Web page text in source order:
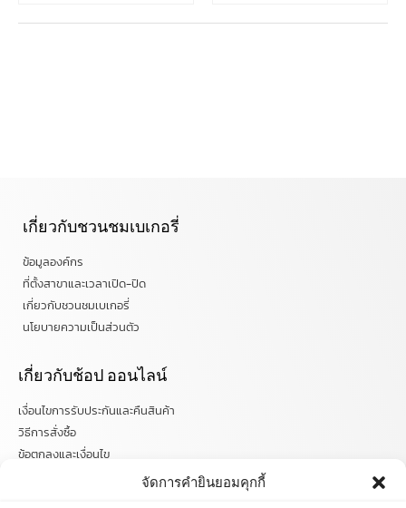
จัดการคำยินยอมคุกกี้
เกี่ยวกับชวนชมเบเกอรี่
ข้อมูลองค์กร
ที่ตั้งสาขาและเวลาเปิด-ปิด
เกี่ยวกับชวนชมเบเกอรี่
นโยบายความเป็นส่วนตัว
เกี่ยวกับช้อป ออนไลน์
เงื่อนไขการรับประกันและคืนสินค้า
วิธีการสั่งซื้อ
ข้อตกลงและเงื่อนไข